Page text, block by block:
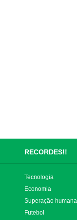
RECORDES!!
Tecnologia
Economia
Superação humana
Futebol